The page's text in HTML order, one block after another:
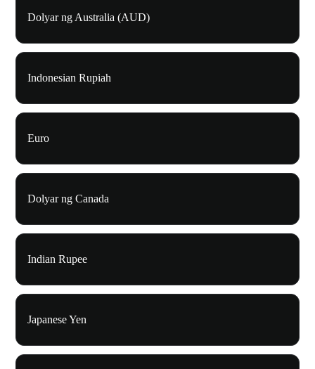
Dolyar ng Australia (AUD)
Indonesian Rupiah
Euro
Dolyar ng Canada
Indian Rupee
Japanese Yen